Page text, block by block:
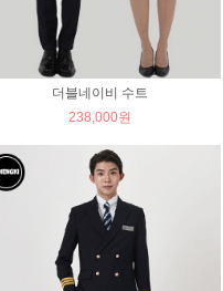
더블네이비 수트
238,000원